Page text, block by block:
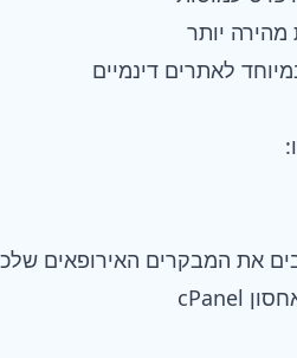
את המבקרים האירופאים